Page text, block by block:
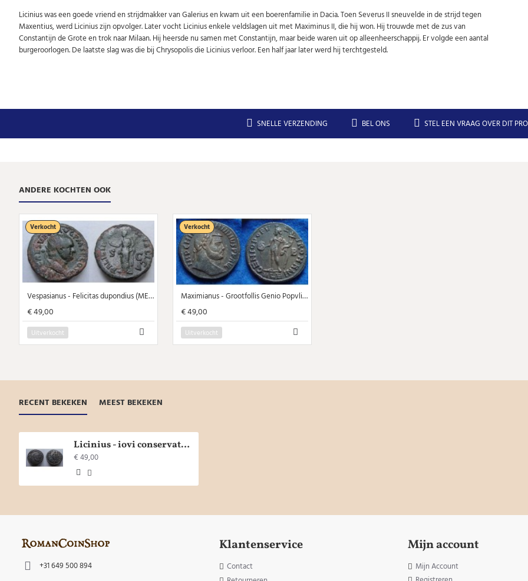
U kunt zich op elk moment weer afmelden via de nieuwsbrief.
Uw gegevens worden niet gedeeld met derden
Niet meer opnieuw tonen.
Licinius was een goede vriend en strijdmakker van Galerius en kwam uit een boerenfamilie in Dacia. Toen Severus II sneuvelde in de strijd tegen
Maxentius, werd Licinius zijn opvolger. Later vocht Licinius enkele veldslagen uit met Maximinus II, die hij won. Hij trouwde met de zus van
Constantijn de Grote en trok naar Milaan. Hij heersde nu samen met Constantijn, maar beide waren uit op alleenheerschappij. Er volgde een aantal
burgeroorlogen. De laatste slag was die bij Chrysopolis die Licinius verloor. Een half jaar later werd hij terchtgesteld.
SNELLE VERZENDING BEL ONS STEL EEN VRAAG OVER DIT
ANDERE KOCHTEN OOK
Verkocht
Vespasianus - Felicitas dupondius (ME2069)
€ 49,00
Uitverkocht
Verkocht
Maximianus - Grootfollis Genio Popvli Alexandria zware munt (D1947)
€ 49,00
Uitverkocht
RECENT BEKEKEN MEEST BEKEKEN
Licinius - iovi conservator siscia zeldzaam (JA2016)
€ 49,00
+31 649 500 894
Klantenservice
Contact
Mijn account
Mijn Account